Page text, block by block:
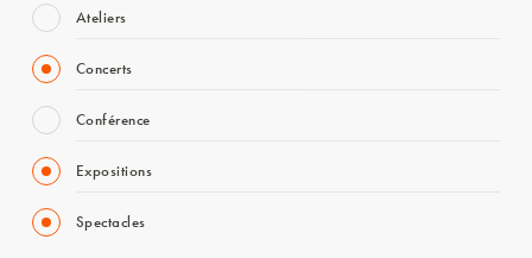
Ateliers
Concerts
Conférence
Expositions
Spectacles